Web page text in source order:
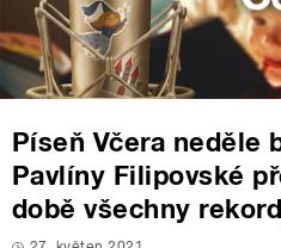
Píseň Včera neděle
Pavlíny Filipovské
době všechny